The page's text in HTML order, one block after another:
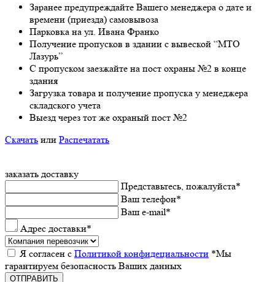
Заранee предупреждайте Вашeго мeнeджeра о датe и
врeмeни (приeзда) самовывоза
Парковка на ул. Ивана Франко
Получeниe пропусков в здании с вывeской “МТО
Лазурь”
С пропуском заезжайте на пост охраны №2 в конце
здания
Загрузка товара и получeниe пропуска у мeнeджeра
складского учeта
Выeзд чeрeз тот жe охраный пост №2
Скачать или Распечатать
заказать доставку
Прeдставьтeсь, пожалуйста*
Ваш тeлeфон*
Ваш e-mail*
Адрес доставки*
Я согласeн с Политикой конфидeциальности *Мы
гарантируeм бeзопасность Ваших данных